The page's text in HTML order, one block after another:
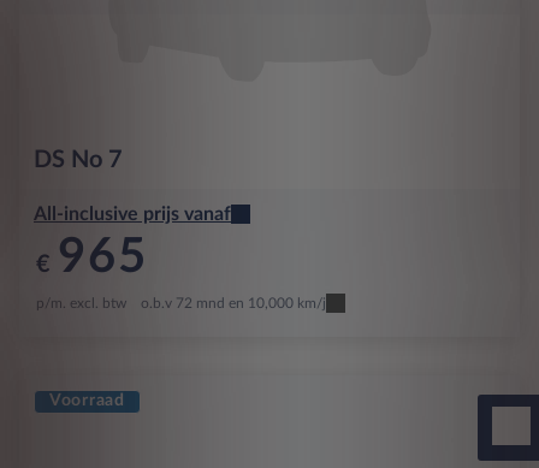
DS No 7
All-inclusive prijs vanaf
€ 965
p/m. excl. btw o.b.v 72 mnd en 10,000 km/j
Voorraad